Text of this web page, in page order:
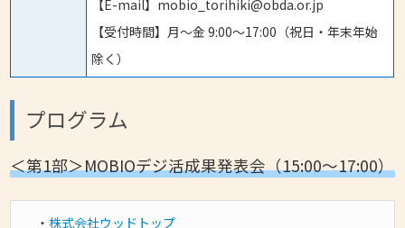
【E-mail】mobio_torihiki@obda.or.jp
【受付時間】月〜金 9:00〜17:00（祝日・年末年始
除く）
プログラム
＜第1部＞MOBIOデジ活成果発表会（15:00～17:00）
・株式会社ウッドトップ